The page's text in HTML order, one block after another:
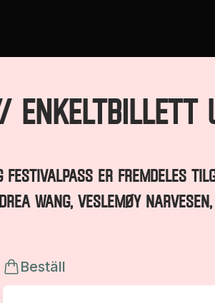
Enkeltbillett
2 og Festivalpass er fremdeles
WANG, VESLEMØY NARVESEN,
Beställ